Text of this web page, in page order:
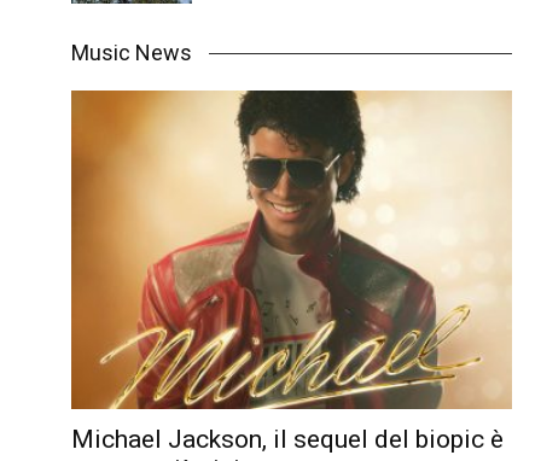
Music News
Michael Jackson, il sequel del biopic è